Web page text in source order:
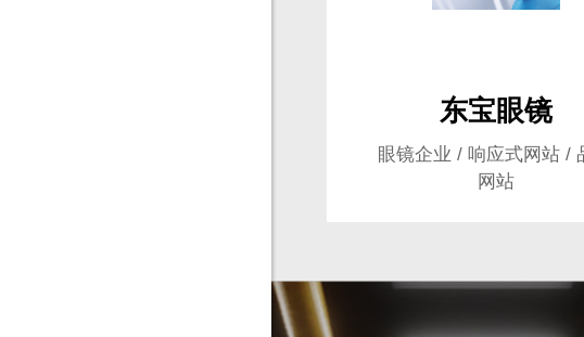
东宝眼镜
眼镜企业 / 响应式网站 /
网站
不怕就请留下您的需求及联系方